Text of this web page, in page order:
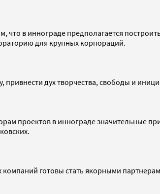
в иннограде предполагается
для крупных корпораций.
привнести дух творчества, свободы и
проектов в иннограде значительные
готовы стать якорными